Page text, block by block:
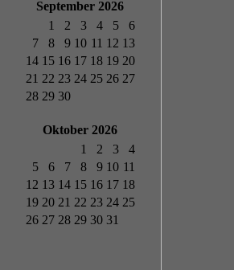
September 2026
1
2 3 4 5
6
7
8 9 10 11 12 13
14 15 16 17 18 19 20
21 22 23 24 25 26 27
28 29 30
Oktober 2026
1
2 3
4
5
6 7 8 9 10 11
12 13 14 15 16 17 18
19 20 21 22 23 24 25
26 27 28 29 30 31